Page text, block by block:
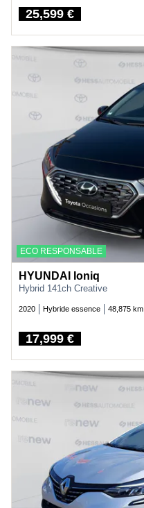
Price
25,599 €
ECO RESPONSABLE
HYUNDAI Ioniq
Hybrid 141ch Creative
2020 Hybride essence 48,875 km
Price
17,999 €